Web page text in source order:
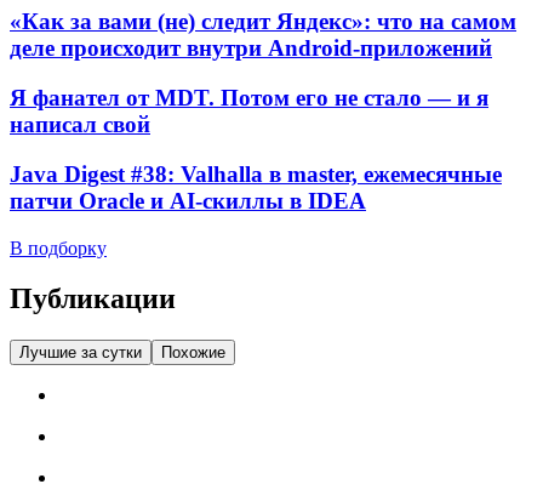
«Как за вами (не) следит Яндекс»: что на самом
деле происходит внутри Android-приложений
Я фанател от MDT. Потом его не стало — и я
написал свой
Java Digest #38: Valhalla в master, ежемесячные
патчи Oracle и AI-скиллы в IDEA
В подборку
Публикации
Лучшие за сутки Похожие